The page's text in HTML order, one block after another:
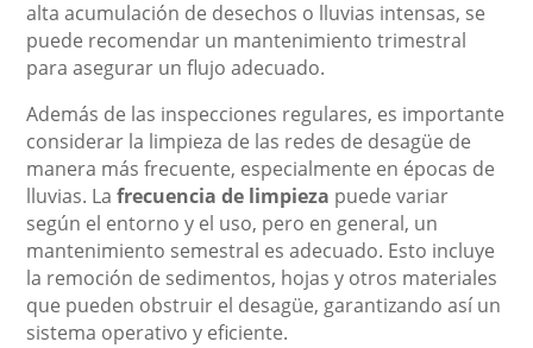
alta acumulación de desechos o lluvias intensas, se
puede recomendar un mantenimiento trimestral
para asegurar un flujo adecuado.
Además de las inspecciones regulares, es importante
considerar la limpieza de las redes de desagüe de
manera más frecuente, especialmente en épocas de
lluvias. Lafrecuencia de limpieza puede variar
según el entorno y el uso, pero en general, un
mantenimiento semestral es adecuado. Esto incluye
la remoción de sedimentos, hojas y otros materiales
que pueden obstruir el desagüe, garantizando así un
sistema operativo y eficiente.